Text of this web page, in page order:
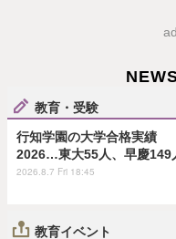
教育・受験
行知学園の大学合格実績
2026…東大55人、早慶149
2026.8.7 Fri 18:45
教育イベント